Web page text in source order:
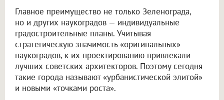
Главное преимущество не только Зеленограда,
но и других наукоградов — индивидуальные
градостроительные планы. Учитывая
стратегическую значимость «оригинальных»
наукоградов, к их проектированию привлекали
лучших советских архитекторов. Поэтому сегодня
такие города называют «урбанистической элитой»
и новыми «точками роста».